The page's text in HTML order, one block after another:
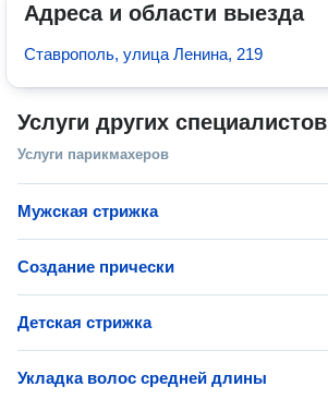
Адреса и области выезда
Ставрополь, улица Ленина, 219
Услуги других специалистов
Услуги парикмахеров
Мужская стрижка
Создание прически
Детская стрижка
Укладка волос средней длины